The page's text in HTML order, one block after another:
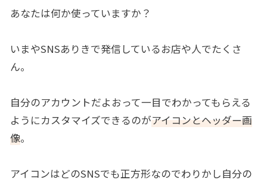
あなたは何か使っていますか？
いまやSNSありきで発信しているお店や人でたくさ
ん。
自分のアカウントだよおって一目でわかってもらえる
ようにカスタマイズできるのがアイコンとヘッダー画
像。
アイコンはどのSNSでも正方形なのでわりかし自分の